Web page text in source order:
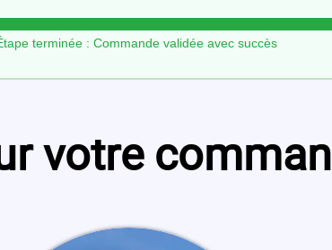
terminée : Commande validée avec succès
votre